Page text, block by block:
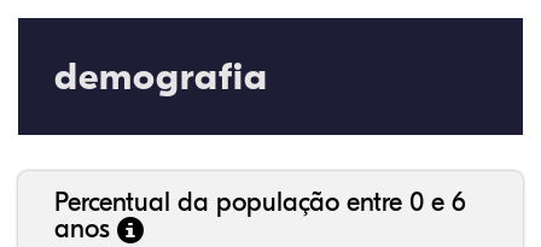
demografia
Percentual da população entre 0 e 6
anos